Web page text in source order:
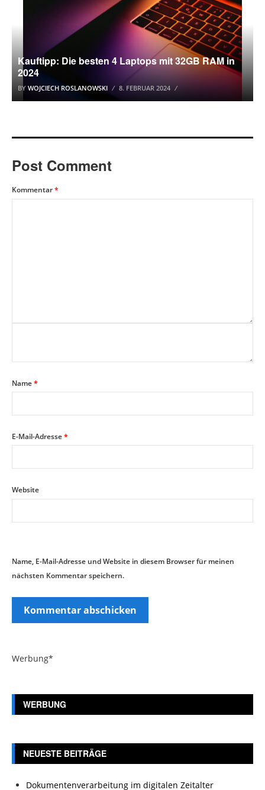
Kauftipp: Die besten 4 Laptops mit 32GB RAM in
2024
BY WOJCIECH ROSLANOWSKI 8. FEBRUAR 2024
Post Comment
Kommentar*
Name*
E-Mail-Adresse*
Website
Name, E-Mail-Adresse und Website in diesem Browser für meinen
nächsten Kommentar speichern.
Werbung*
WERBUNG
NEUESTE BEITRÄGE
Dokumentenverarbeitung im digitalen Zeitalter